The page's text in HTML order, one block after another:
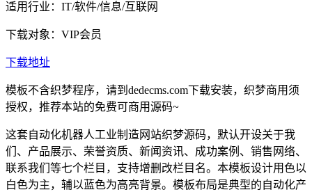
适用行业：IT/软件/信息/互联网
下载对象：VIP会员
下载地址
模板不含织梦程序，请到dedecms.com下载安装，织梦商用须
授权，推荐本站的免费可商用源码~
这套自动化机器人工业制造网站织梦源码，默认开设关于我
们、产品展示、荣誉资质、新闻资讯、成功案例、销售网络、
联系我们等七个栏目，支持增删改栏目名。本模板设计用色以
白色为主，辅以蓝色为高亮背景。模板布局是典型的自动化产